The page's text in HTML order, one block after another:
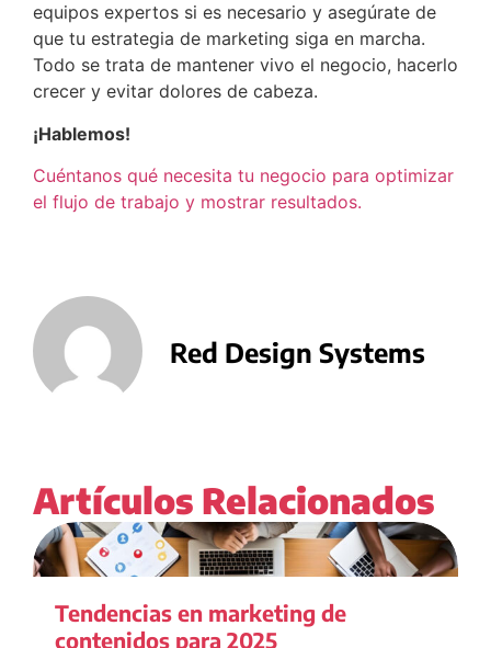
equipos expertos si es necesario y asegúrate de
que tu estrategia de marketing siga en marcha.
Todo se trata de mantener vivo el negocio, hacerlo
crecer y evitar dolores de cabeza.
¡Hablemos!
Cuéntanos qué necesita tu negocio para optimizar
el flujo de trabajo y mostrar resultados.
Red Design Systems
Artículos Relacionados
Tendencias en marketing de
contenidos para 2025